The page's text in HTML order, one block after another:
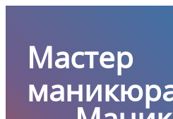
содержимому
Мастер